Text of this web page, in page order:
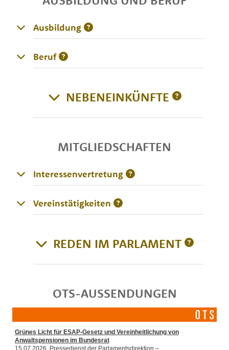
Ausbildung
Beruf
NEBENEINKÜNFTE
MITGLIEDSCHAFTEN
Interessenvertretung
Vereinstätigkeiten
REDEN IM PARLAMENT
OTS-AUSSENDUNGEN